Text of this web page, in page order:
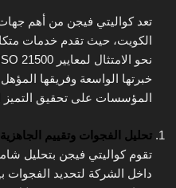
تعد كواليتي فيجن من أهم
الكويت، حيث تقدم خدمات
خبرتها الواسعة وفريقها
المؤسسات على تحقيق
تحليل الفجوات وتقييم الجاهزية
تقوم كواليتي فيجن بتحليل
داخل الشركة لتحديد الفجوات